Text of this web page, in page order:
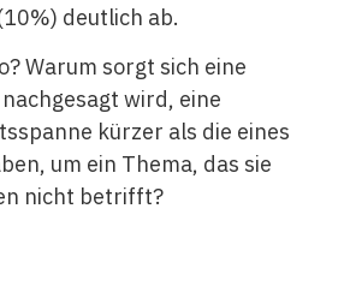
deutlich ab.
Warum sorgt sich eine
wird, eine
kürzer als die eines
um ein Thema, das sie
nicht betrifft?